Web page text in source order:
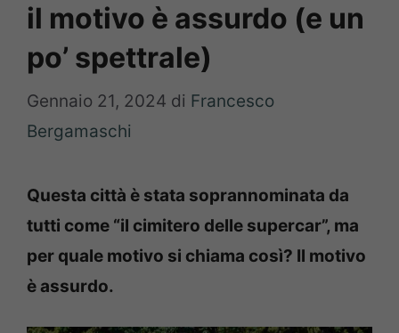
il motivo è assurdo (e un
po’ spettrale)
Gennaio 21, 2024 di Francesco
Bergamaschi
Questa città è stata soprannominata da
tutti come “il cimitero delle supercar”, ma
per quale motivo si chiama così? Il motivo
è assurdo.